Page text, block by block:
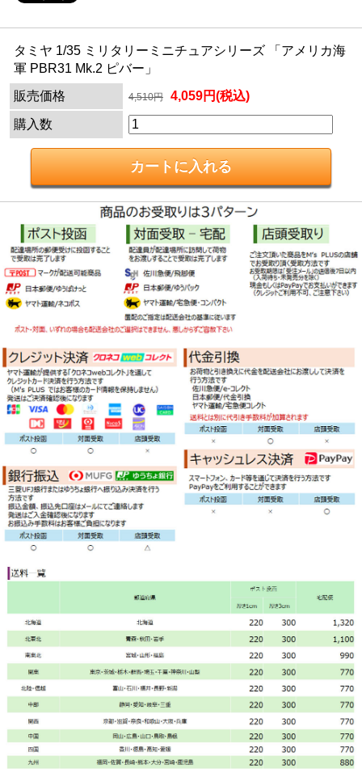
タミヤ 1/35 ミリタリーミニチュアシリーズ 「アメリカ海
軍 PBR31 Mk.2 ピバー」
販売価格
4,510円 4,059円(税込)
購入数